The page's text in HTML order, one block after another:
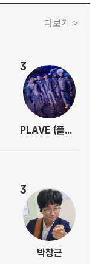
더보기 >
3
PLAVE (플레이브)
3
박창근